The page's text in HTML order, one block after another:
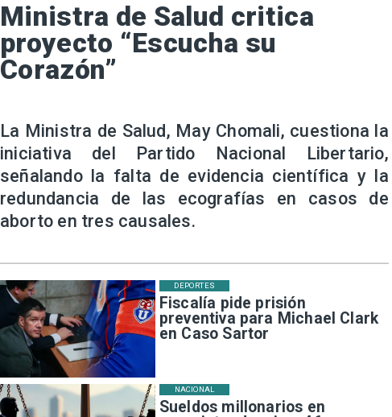
Fiscalía pide prisión
preventiva para Michael Clark
en Caso Sartor
DEPORTES
Sueldos millonarios en
NACIONAL
Ministra de Salud critica
proyecto “Escucha su
Corazón”
La Ministra de Salud, May Chomali, cuestiona la
iniciativa del Partido Nacional Libertario,
señalando la falta de evidencia científica y la
redundancia de las ecografías en casos de
aborto en tres causales.